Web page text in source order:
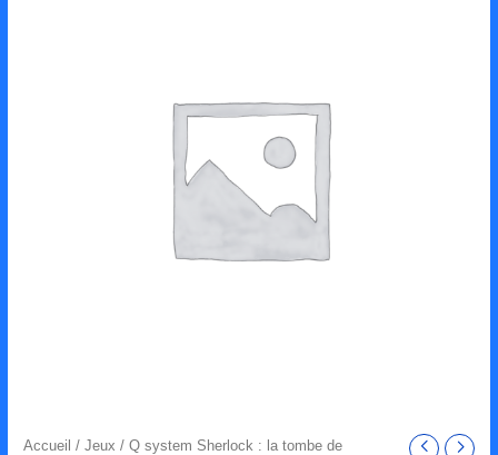
Accueil /Jeux / Q system Sherlock : la tombe de